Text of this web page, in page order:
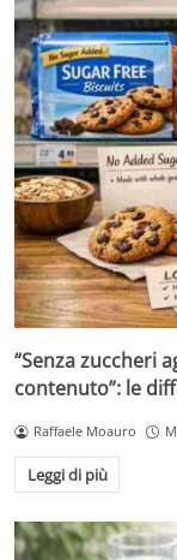
“Senza zuccheri
contenuto”: le
Raffaele Moauro
Leggi di più